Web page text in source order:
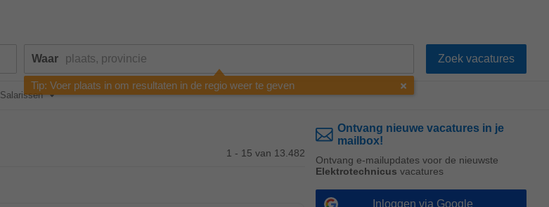
Waar
Tip: Voer plaats in om resultaten in de regio weer te geven
Salarissen
1 - 15 van 13.482
Ontvang nieuwe vacatures in je
mailbox!
Ontvang e-mailupdates voor de nieuwste
Elektrotechnicus vacatures
Inloggen via Google